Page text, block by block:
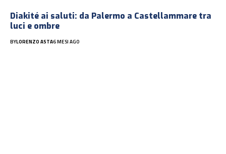
Diakité ai saluti: da Palermo a Castellammare tra
luci e ombre
BYLORENZO ASTA6 MESI AGO